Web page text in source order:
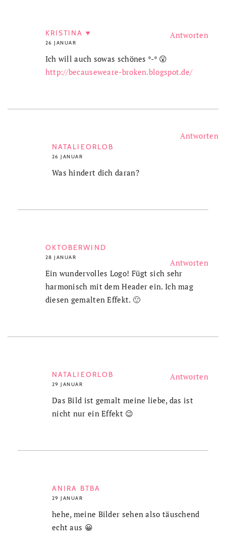
KRISTINA ♥
26 JANUAR
Ich will auch sowas schönes *-* 😮
http://becauseweare-broken.blogspot.de/
NATALIEORLOB
26 JANUAR
Antworten
Was hindert dich daran?
OKTOBERWIND
28 JANUAR
Antworten
Ein wundervolles Logo! Fügt sich sehr
harmonisch mit dem Header ein. Ich mag
diesen gemalten Effekt. 🙂
NATALIEORLOB
29 JANUAR
Antworten
Das Bild ist gemalt meine liebe, das ist
nicht nur ein Effekt 😉
ANIRA BTBA
29 JANUAR
Antworten
hehe, meine Bilder sehen also täuschend
echt aus 😀